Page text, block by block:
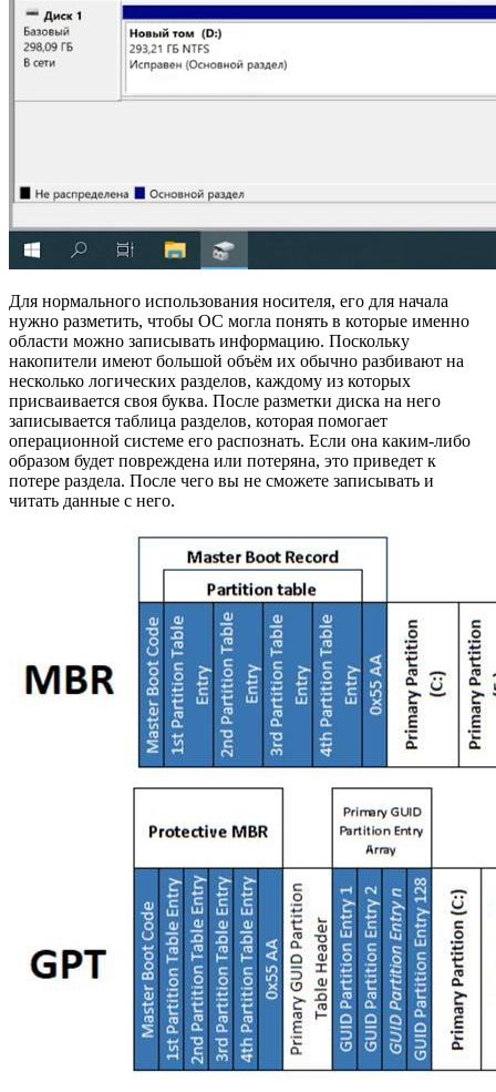
Для нормального использования носителя, его для начала
нужно разметить, чтобы ОС могла понять в которые именно
области можно записывать информацию. Поскольку
накопители имеют большой объём их обычно разбивают на
несколько логических разделов, каждому из которых
присваивается своя буква. После разметки диска на него
записывается таблица разделов, которая помогает
операционной системе его распознать. Если она каким-либо
образом будет повреждена или потеряна, это приведет к
потере раздела. После чего вы не сможете записывать и
читать данные с него.